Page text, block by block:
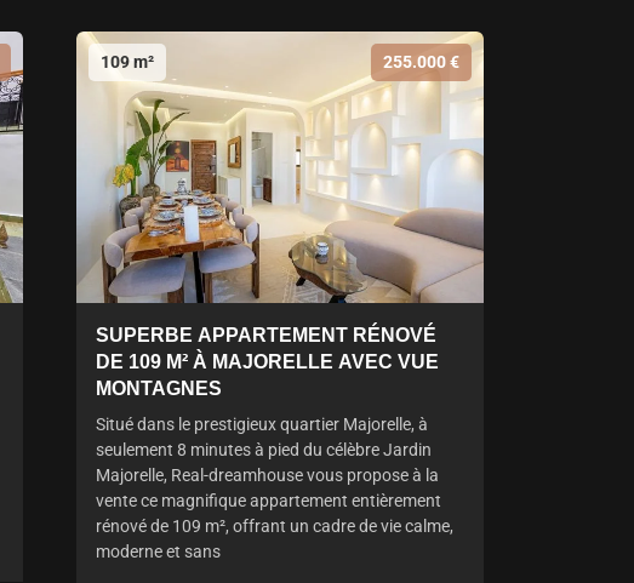
109 m² 255.000 €
SUPERBE APPARTEMENT RÉNOVÉ
DE 109 M² À MAJORELLE AVEC VUE
MONTAGNES
Situé dans le prestigieux quartier Majorelle, à
seulement 8 minutes à pied du célèbre Jardin
Majorelle, Real-dreamhouse vous propose à la
vente ce magnifique appartement entièrement
rénové de 109 m², offrant un cadre de vie calme,
moderne et sans